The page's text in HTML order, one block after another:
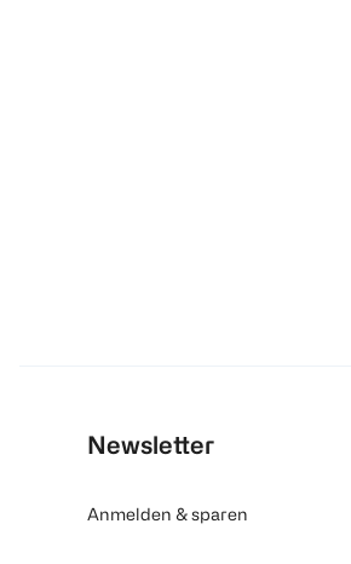
Newsletter
Anmelden & sparen